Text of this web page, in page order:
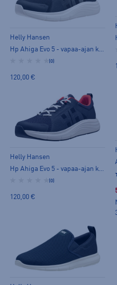
Helly Hansen
(0)
120,00 €
Helly Hansen
(0)
120,00 €